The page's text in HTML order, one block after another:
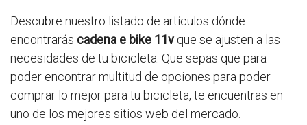
Descubre nuestro listado de artículos dónde
encontrarás cadena e bike 11vque se ajusten a las
necesidades de tu bicicleta. Que sepas que para
poder encontrar multitud de opciones para poder
comprar lo mejor para tu bicicleta, te encuentras en
uno de los mejores sitios web del mercado.